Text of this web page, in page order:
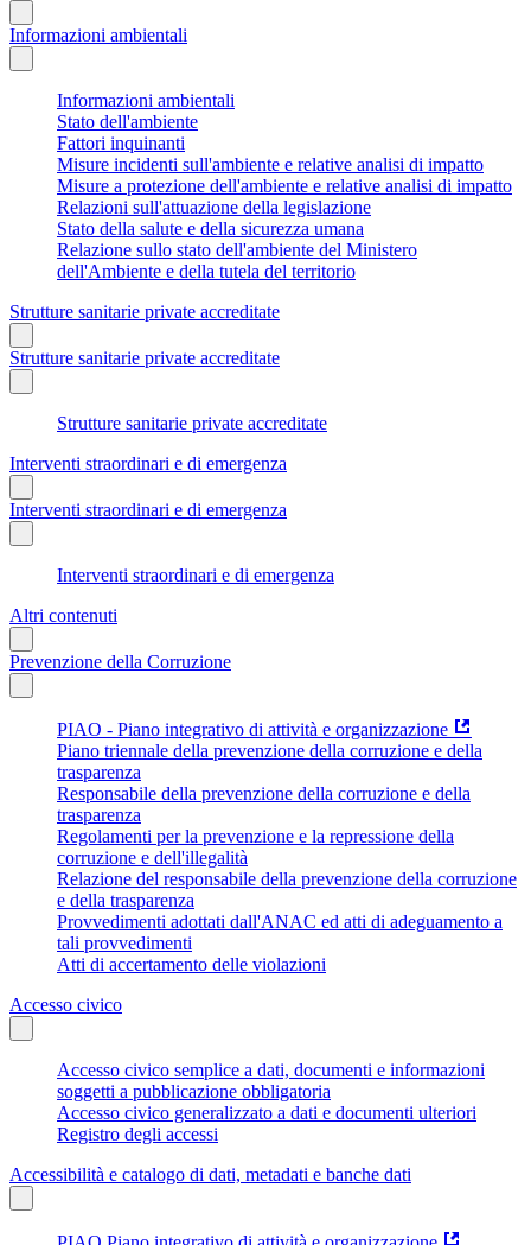
Informazioni ambientali
Informazioni ambientali
Stato dell'ambiente
Fattori inquinanti
Misure incidenti sull'ambiente e relative analisi di impatto
Misure a protezione dell'ambiente e relative analisi di impatto
Relazioni sull'attuazione della legislazione
Stato della salute e della sicurezza umana
Relazione sullo stato dell'ambiente del Ministero
dell'Ambiente e della tutela del territorio
Strutture sanitarie private accreditate
Strutture sanitarie private accreditate
Strutture sanitarie private accreditate
Interventi straordinari e di emergenza
Interventi straordinari e di emergenza
Interventi straordinari e di emergenza
Altri contenuti
Prevenzione della Corruzione
PIAO - Piano integrativo di attività e organizzazione
Piano triennale della prevenzione della corruzione e della
trasparenza
Responsabile della prevenzione della corruzione e della
trasparenza
Regolamenti per la prevenzione e la repressione della
corruzione e dell'illegalità
Relazione del responsabile della prevenzione della corruzione
e della trasparenza
Provvedimenti adottati dall'ANAC ed atti di adeguamento a
tali provvedimenti
Atti di accertamento delle violazioni
Accesso civico
Accesso civico semplice a dati, documenti e informazioni
soggetti a pubblicazione obbligatoria
Accesso civico generalizzato a dati e documenti ulteriori
Registro degli accessi
Accessibilità e catalogo di dati, metadati e banche dati